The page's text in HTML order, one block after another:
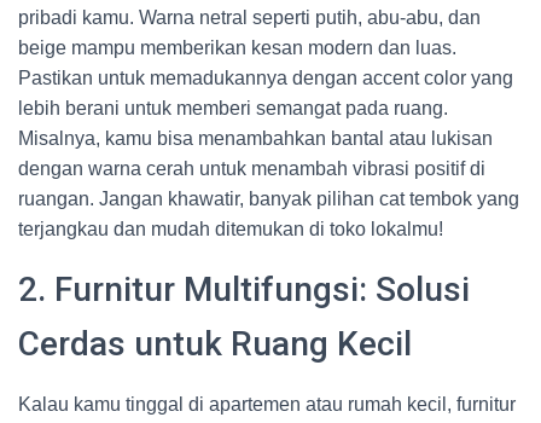
pribadi kamu. Warna netral seperti putih, abu-abu, dan
beige mampu memberikan kesan modern dan luas.
Pastikan untuk memadukannya dengan accent color yang
lebih berani untuk memberi semangat pada ruang.
Misalnya, kamu bisa menambahkan bantal atau lukisan
dengan warna cerah untuk menambah vibrasi positif di
ruangan. Jangan khawatir, banyak pilihan cat tembok yang
terjangkau dan mudah ditemukan di toko lokalmu!
2. Furnitur Multifungsi: Solusi
Cerdas untuk Ruang Kecil
Kalau kamu tinggal di apartemen atau rumah kecil, furnitur